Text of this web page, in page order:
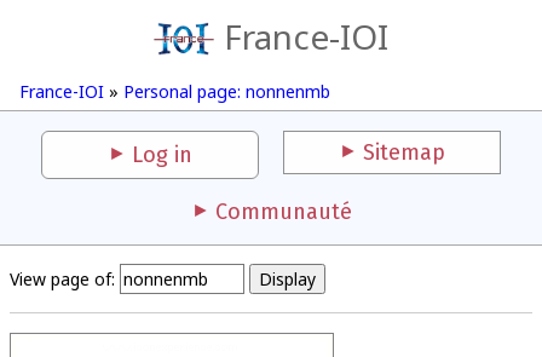
France-IOI
France-IOI » Personal page: nonnenmb
Log in Sitemap
Communauté
View page of: